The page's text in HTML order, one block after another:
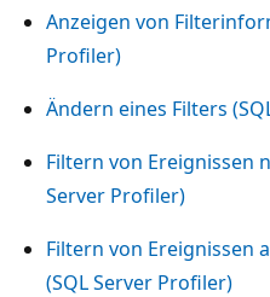
Anzeigen von
Profiler)
Ändern eines Filters
Filtern von Ereignissen
Server Profiler)
Filtern von Ereignissen
(SQL Server Profiler)